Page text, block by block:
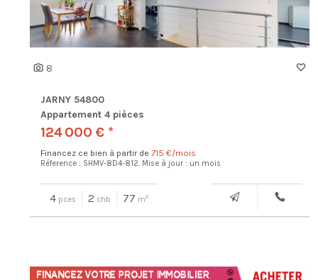
8
JARNY 54800
Appartement 4 pièces
124 000 € *
Financez ce bien à partir de 715 €/mois
Réference : SHMV-8D4-812. Mise à jour : un mois
4 pces 2 chb 77 m2